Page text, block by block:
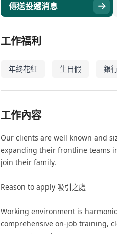
傳送投遞消息
工作福利
年終花紅 生日假 銀
工作內容
Our clients are well known and
expanding their frontline teams
join their family.
Reason to apply 吸引之處
Working environment is
comprehensive on-job training,